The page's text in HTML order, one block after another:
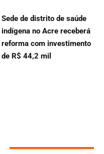
Sede de distrito de saúde
indígena no Acre receberá
reforma com investimento
de R$ 44,2 mil